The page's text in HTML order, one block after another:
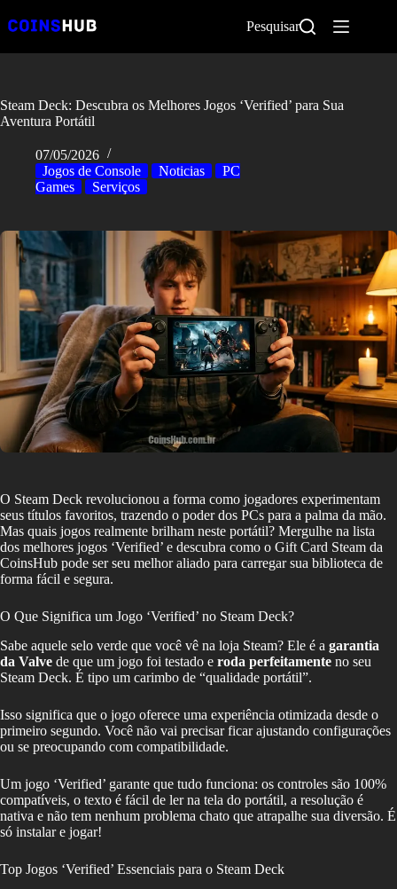
para
conteúdo
Pesquisar
Steam Deck: Descubra os Melhores Jogos ‘Verified’ para Sua
Aventura Portátil
07/05/2026
Jogos de Console
Noticias
PC
Games
Serviços
O Steam Deck revolucionou a forma como jogadores experimentam
seus títulos favoritos, trazendo o poder dos PCs para a palma da mão.
Mas quais jogos realmente brilham neste portátil? Mergulhe na lista
dos melhores jogos ‘Verified’ e descubra como o Gift Card Steam da
CoinsHub pode ser seu melhor aliado para carregar sua biblioteca de
forma fácil e segura.
O Que Significa um Jogo ‘Verified’ no Steam Deck?
Sabe aquele selo verde que você vê na loja Steam? Ele é a garantia
da Valve de que um jogo foi testado e roda perfeitamente no seu
Steam Deck. É tipo um carimbo de “qualidade portátil”.
Isso significa que o jogo oferece uma experiência otimizada desde o
primeiro segundo. Você não vai precisar ficar ajustando configurações
ou se preocupando com compatibilidade.
Um jogo ‘Verified’ garante que tudo funciona: os controles são 100%
compatíveis, o texto é fácil de ler na tela do portátil, a resolução é
nativa e não tem nenhum problema chato que atrapalhe sua diversão. É
só instalar e jogar!
Top Jogos ‘Verified’ Essenciais para o Steam Deck